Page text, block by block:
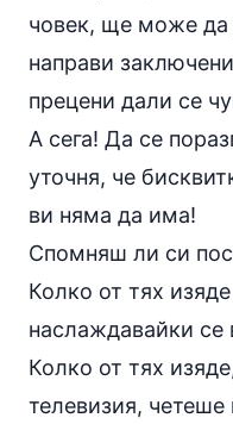
човек, ще може да
направи
прецени дали се
А сега! Да се
уточня, че
ви няма да има!
Спомняш ли си
Колко от тях
наслаждавайки се
Колко от тях
телевизия, четеше